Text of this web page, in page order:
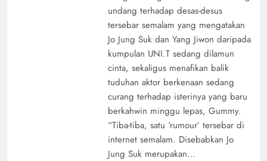
undang terhadap desas-desus
tersebar semalam yang mengatakan
Jo Jung Suk dan Yang Jiwon daripada
kumpulan UNI.T sedang dilamun
cinta, sekaligus menafikan balik
tuduhan aktor berkenaan sedang
curang terhadap isterinya yang baru
berkahwin minggu lepas, Gummy.
“Tiba-tiba, satu ‘rumour’ tersebar di
internet semalam. Disebabkan Jo
Jung Suk merupakan…